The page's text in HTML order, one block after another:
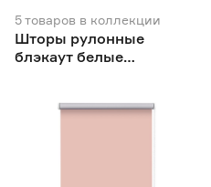
5товаров в коллекции
Шторы рулонные
блэкаут белые